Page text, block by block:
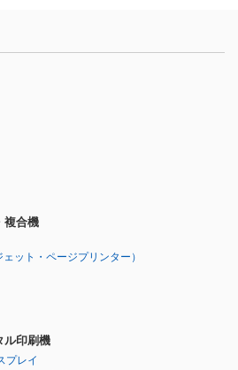
複合機
ェット・ページプリンター）
ル印刷機
プレイ